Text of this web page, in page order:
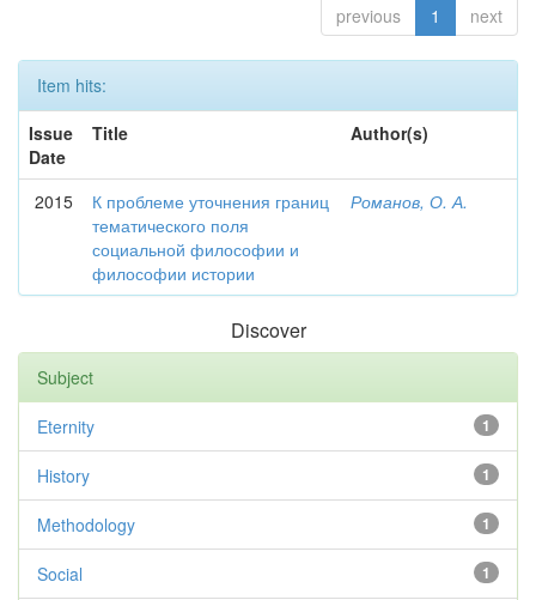
previous 1 next
Item hits:
Issue
Date
Title Author(s)
2015
К проблеме уточнения границ
тематического поля
социальной философии и
философии истории
Романов, О. А.
Discover
Subject
1
Eternity
1
History
1
Methodology
1
Social